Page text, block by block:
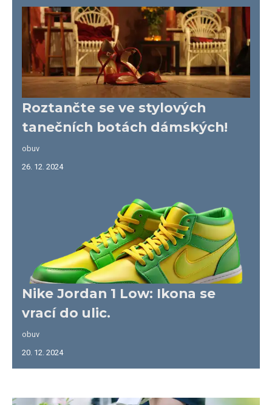
Roztančte se ve stylových
tanečních botách dámských!
obuv
26. 12. 2024
Nike Jordan 1 Low: Ikona se
vrací do ulic.
obuv
20. 12. 2024